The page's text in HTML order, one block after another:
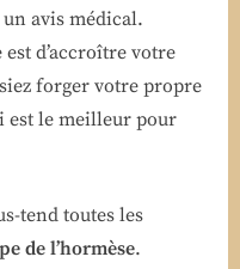
avis médical.
d’accroître votre
forger votre propre
est le meilleur pour
tend toutes les
de l’hormèse.